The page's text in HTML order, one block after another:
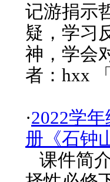
记游捐示
疑，学习
神，学会
者：hxx
·2022学
册《石钟
课件简